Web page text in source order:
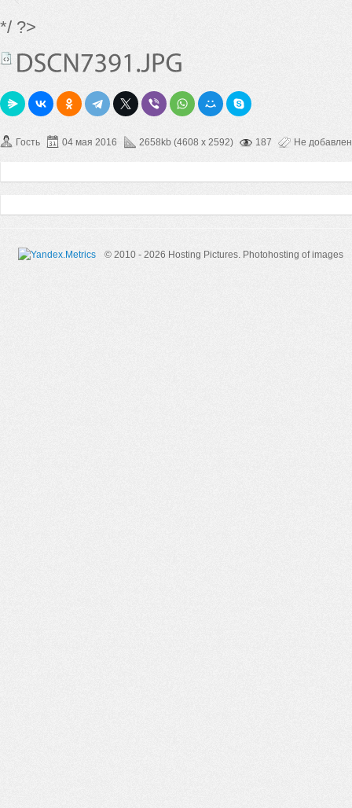
*/ ?>
Гость 04 мая 2016 2658kb (4608 x 2592) 187 Не
© 2010 - 2026 Hosting Pictures. Photohosting of images